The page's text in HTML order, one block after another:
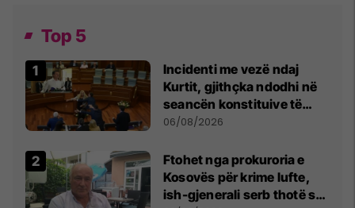
Top 5
Incidenti me vezë ndaj
Kurtit, gjithçka ndodhi në
seancën konstituive të
Kuvendit
06/08/2026
Ftohet nga prokuroria e
Kosovës për krime lufte,
ish-gjenerali serb thotë se